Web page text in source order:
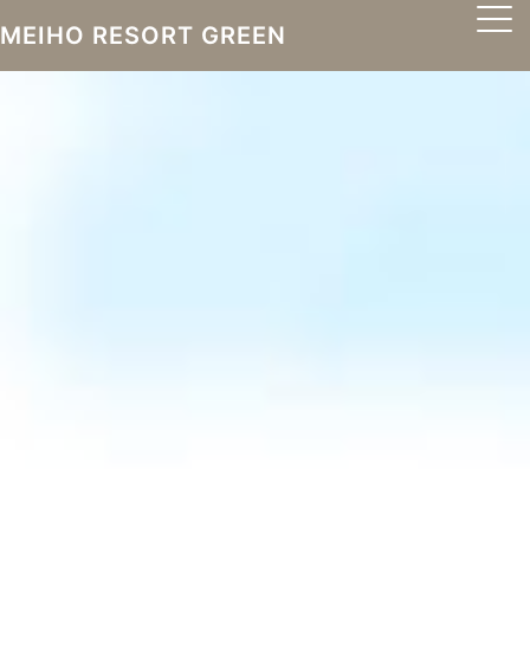
MEIHO RESORT GREEN